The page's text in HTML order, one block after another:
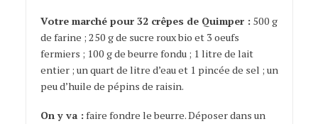
Votre marché pour 32 crêpes de Quimper : 500 g
de farine ; 250 g de sucre roux bio et 3 oeufs
fermiers ; 100 g de beurre fondu ; 1 litre de lait
entier ; un quart de litre d’eau et 1 pincée de sel ; un
peu d’huile de pépins de raisin.
On y va : faire fondre le beurre. Déposer dans un